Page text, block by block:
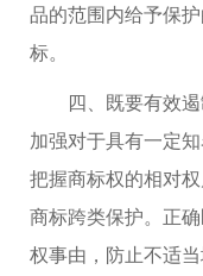
品的范围内给予保
标。
四、既要有效遏
加强对于具有一定
把握商标权的相对
商标跨类保护。正
权事由，防止不适